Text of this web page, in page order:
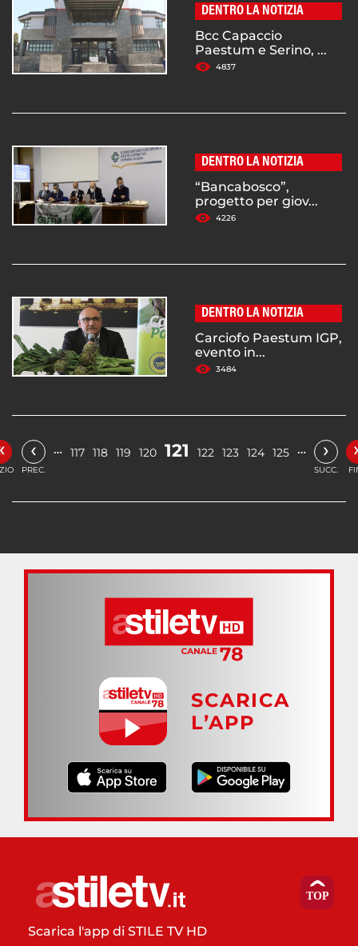
DENTRO LA NOTIZIA
Bcc Capaccio
Paestum e Serino, ...
4837
DENTRO LA NOTIZIA
“Bancabosco”,
progetto per giov...
4226
DENTRO LA NOTIZIA
Carciofo Paestum IGP,
evento in...
3484
‹
PREC.
… 117 118 119 120 121 122 123 124 125 … ›
SUCC.
SCARICA
L’APP
Scarica l'app di STILE TV HD